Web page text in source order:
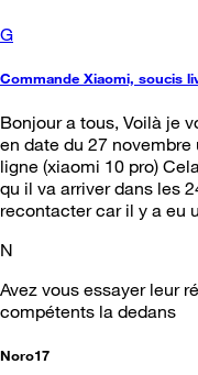
G
Commande Xiaomi, soucis
Bonjour a tous, Voilà je
en date du 27
ligne (xiaomi 10 pro)
qu il va arriver dans les
recontacter car il y a eu
N
Avez vous essayer leur
compétents la dedans
Noro17